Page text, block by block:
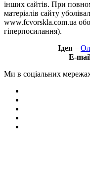
інших сайтів. При
матеріалів сайту
www.fcvorskla.com.ua
гіперпосилання).
Ідея –
E-
Ми в соціальних